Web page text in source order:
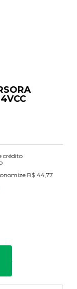
crédito
R$ 44,77